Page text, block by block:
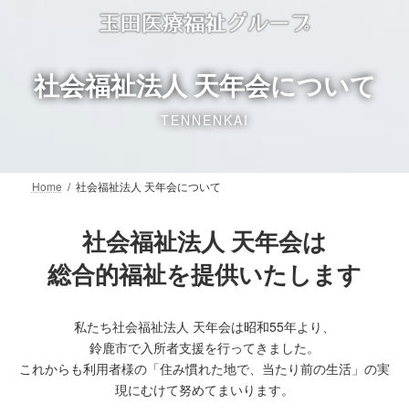
社会福祉法人 天年会について
TENNENKAI
Home 社会福祉法人 天年会について
社会福祉法人 天年会は
総合的福祉を提供いたします
私たち社会福祉法人 天年会は昭和55年より、
鈴鹿市で入所者支援を行ってきました。
これからも利用者様の「住み慣れた地で、当たり前の生活」の実
現にむけて努めてまいります。